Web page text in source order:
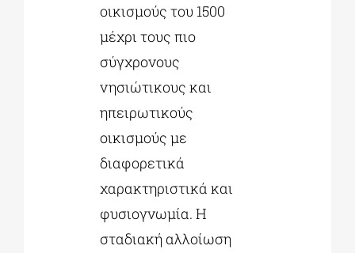
οικισμούς του 1500
μέχρι τους πιο
σύγχρονους
νησιώτικους και
ηπειρωτικούς
οικισμούς με
διαφορετικά
χαρακτηριστικά και
φυσιογνωμία. Η
σταδιακή αλλοίωση